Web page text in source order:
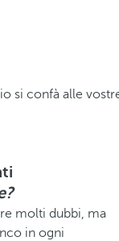
si confà alle
molti dubbi, ma
in ogni